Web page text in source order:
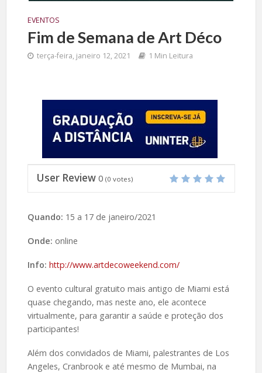
EVENTOS
Fim de Semana de Art Déco
terça-feira, janeiro 12, 2021 1 Min Leitura
User Review 0 (0 votes)
Quando: 15 a 17 de janeiro/2021
Onde: online
Info: http://www.artdecoweekend.com/
O evento cultural gratuito mais antigo de Miami está
quase chegando, mas neste ano, ele acontece
virtualmente, para garantir a saúde e proteção dos
participantes!
Além dos convidados de Miami, palestrantes de Los
Angeles, Cranbrook e até mesmo de Mumbai, na